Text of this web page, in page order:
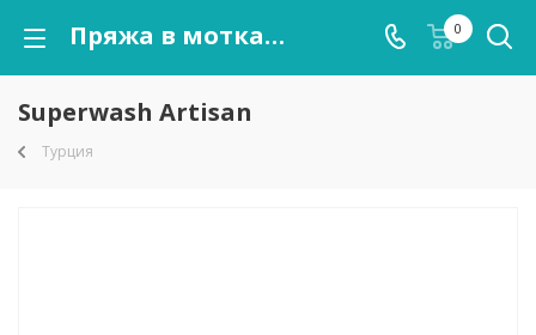
Пряжа в мотках Superwash Artisan оптом от kutnor.ru 0
Superwash Artisan
Турция